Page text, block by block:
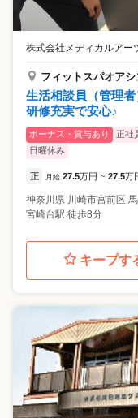
株式会社メディカルアー
フィットスパオアシ
生活相談員（管理
研修充実で安心♪
ボーナス・賞与あり 正社
日曜休み
正 月給 27.5万円 ~ 27.5万
神奈川県 川崎市宮前区
宮崎台駅 徒歩8分
キープす